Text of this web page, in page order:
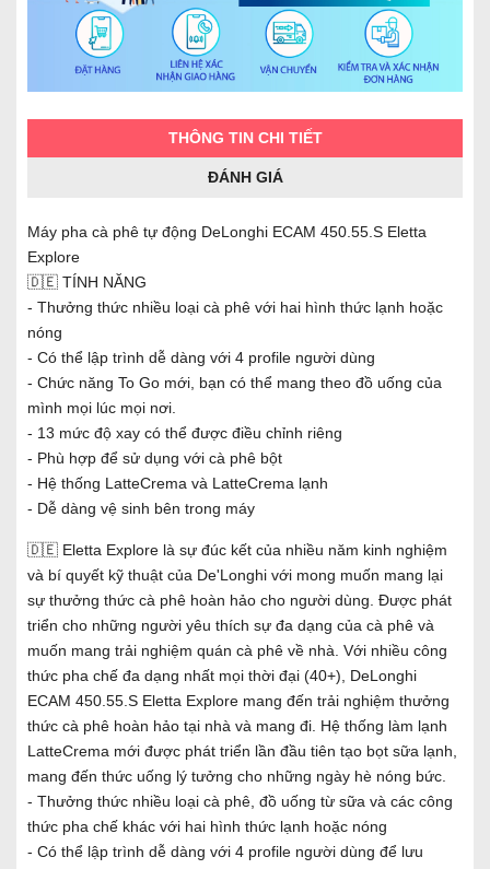
THÔNG TIN CHI TIẾT
ĐÁNH GIÁ
Máy pha cà phê tự động DeLonghi ECAM 450.55.S Eletta
Explore
🇩🇪 TÍNH NĂNG
- Thưởng thức nhiều loại cà phê với hai hình thức lạnh hoặc
nóng
- Có thể lập trình dễ dàng với 4 profile người dùng
- Chức năng To Go mới, bạn có thể mang theo đồ uống của
mình mọi lúc mọi nơi.
- 13 mức độ xay có thể được điều chỉnh riêng
- Phù hợp để sử dụng với cà phê bột
- Hệ thống LatteCrema và LatteCrema lạnh
- Dễ dàng vệ sinh bên trong máy
🇩🇪 Eletta Explore là sự đúc kết của nhiều năm kinh nghiệm
và bí quyết kỹ thuật của De'Longhi với mong muốn mang lại
sự thưởng thức cà phê hoàn hảo cho người dùng. Được phát
triển cho những người yêu thích sự đa dạng của cà phê và
muốn mang trải nghiệm quán cà phê về nhà. Với nhiều công
thức pha chế đa dạng nhất mọi thời đại (40+), DeLonghi
ECAM 450.55.S Eletta Explore mang đến trải nghiệm thưởng
thức cà phê hoàn hảo tại nhà và mang đi. Hệ thống làm lạnh
LatteCrema mới được phát triển lần đầu tiên tạo bọt sữa lạnh,
mang đến thức uống lý tưởng cho những ngày hè nóng bức.
- Thưởng thức nhiều loại cà phê, đồ uống từ sữa và các công
thức pha chế khác với hai hình thức lạnh hoặc nóng
- Có thể lập trình dễ dàng với 4 profile người dùng để lưu